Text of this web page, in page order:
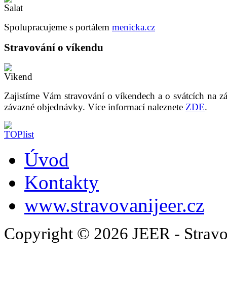
Spolupracujeme s portálem menicka.cz
Stravování o víkendu
Zajistíme Vám stravování o víkendech a o svátcích na
závazné objednávky. Více informací naleznete ZDE.
Úvod
Kontakty
www.stravovanijeer.cz
Copyright © 2026 JEER -